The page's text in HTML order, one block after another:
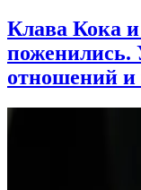
Клава Кока
поженились.
отношений и